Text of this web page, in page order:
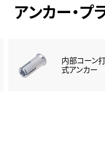
アンカー・プ
内部コーン
式アンカー